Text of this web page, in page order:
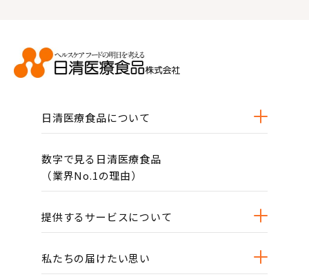
日清医療食品について
数字で見る日清医療食品
（業界No.1の理由）
提供するサービスについて
私たちの届けたい思い